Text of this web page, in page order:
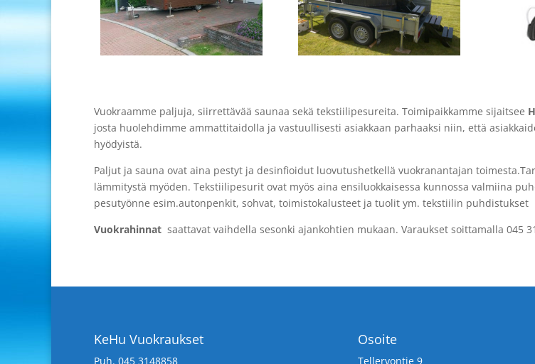
Vuokraamme paljuja, siirrettävää saunaa sekä tekstiilipesureita. Toimipaikkamme sijaitsee
josta huolehdimme ammattitaidolla ja vastuullisesti asiakkaan parhaaksi niin, että
hyödyistä.
Paljut ja sauna ovat aina pestyt ja desinfioidut luovutushetkellä vuokranantajan
lämmitystä myöden. Tekstiilipesurit ovat myös aina ensiluokkaisessa kunnossa valmiina
pesutyönne esim.autonpenkit, sohvat, toimistokalusteet ja tuolit ym. tekstiilin puhdistukset
Vuokrahinnat saattavat vaihdella sesonki ajankohtien mukaan. Varaukset soittamalla 045
KeHu Vuokraukset
Puh. 045 3148858
Osoite
Tellervontie 9